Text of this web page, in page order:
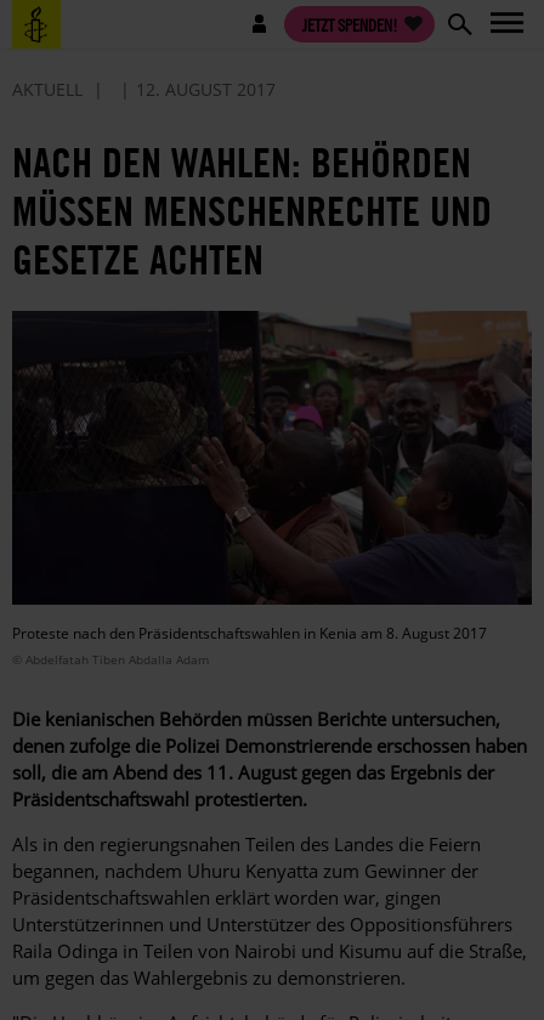
Direkt
zum
Benutzermenü JETZT SPENDEN!
AKTUELL 12. AUGUST 2017
NACH DEN WAHLEN: BEHÖRDEN
MÜSSEN MENSCHENRECHTE UND
GESETZE ACHTEN
Proteste nach den Präsidentschaftswahlen in Kenia am 8. August 2017
© Abdelfatah Tiben Abdalla Adam
Die kenianischen Behörden müssen Berichte untersuchen,
denen zufolge die Polizei Demonstrierende erschossen haben
soll, die am Abend des 11. August gegen das Ergebnis der
Präsidentschaftswahl protestierten.
Als in den regierungsnahen Teilen des Landes die Feiern
begannen, nachdem Uhuru Kenyatta zum Gewinner der
Präsidentschaftswahlen erklärt worden war, gingen
Unterstützerinnen und Unterstützer des Oppositionsführers
Raila Odinga in Teilen von Nairobi und Kisumu auf die Straße,
um gegen das Wahlergebnis zu demonstrieren.